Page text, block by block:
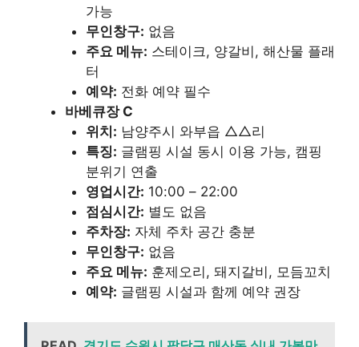
가능
무인창구: 없음
주요 메뉴: 스테이크, 양갈비, 해산물 플래
터
예약: 전화 예약 필수
바베큐장 C
위치: 남양주시 와부읍 △△리
특징: 글램핑 시설 동시 이용 가능, 캠핑
분위기 연출
영업시간: 10:00 – 22:00
점심시간: 별도 없음
주차장: 자체 주차 공간 충분
무인창구: 없음
주요 메뉴: 훈제오리, 돼지갈비, 모듬꼬치
예약: 글램핑 시설과 함께 예약 권장